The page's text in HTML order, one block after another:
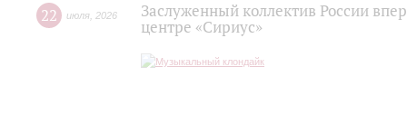
22 июля 2026
Заслуженный коллектив России
центре «Сириус»